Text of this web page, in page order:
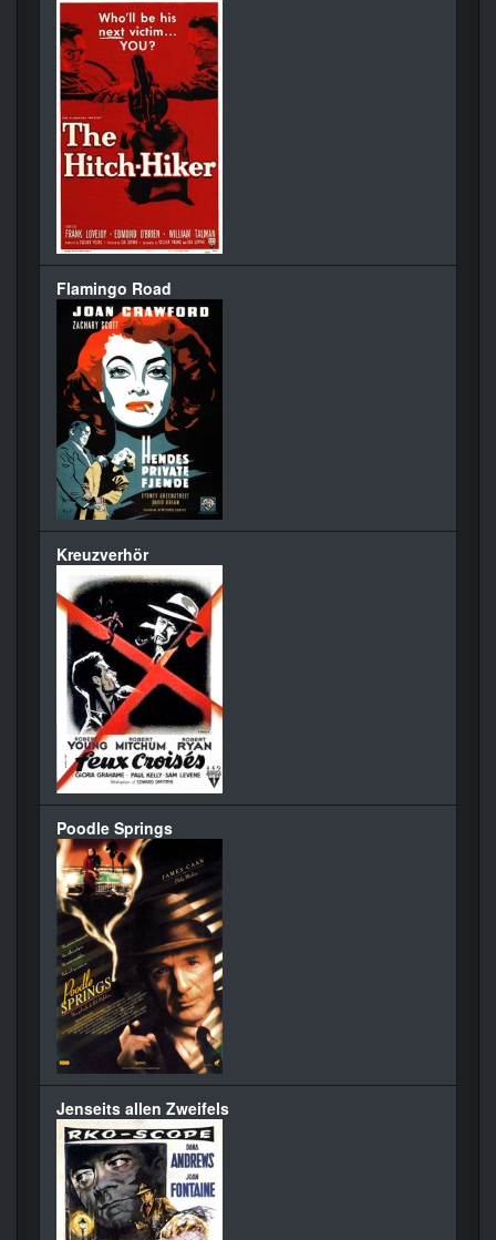
Flamingo Road
Kreuzverhör
Poodle Springs
Jenseits allen Zweifels